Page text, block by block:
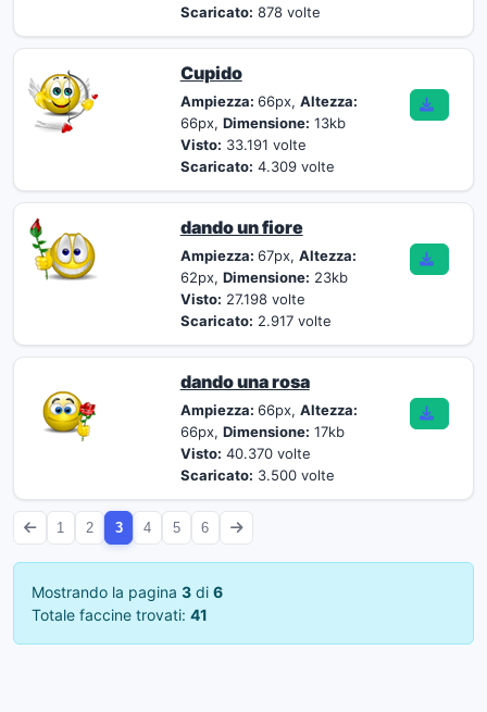
Scaricato: 878 volte
Cupido
Ampiezza: 66px, Altezza:
66px, Dimensione: 13kb
Visto: 33.191 volte
Scaricato: 4.309 volte
dando un fiore
Ampiezza: 67px, Altezza:
62px, Dimensione: 23kb
Visto: 27.198 volte
Scaricato: 2.917 volte
dando una rosa
Ampiezza: 66px, Altezza:
66px, Dimensione: 17kb
Visto: 40.370 volte
Scaricato: 3.500 volte
1 2 3 4 5 6
Mostrando la pagina 3 di 6
Totale faccine trovati: 41